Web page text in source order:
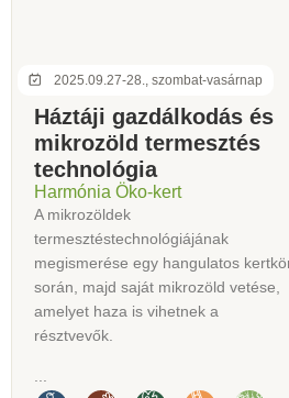
2025.09.27-28., szombat-vasárnap
Háztáji gazdálkodás és
mikrozöld termesztés
technológia
Harmónia Öko-kert
A mikrozöldek
termesztéstechnológiájának
megismerése egy hangulatos
során, majd saját mikrozöld vetése,
amelyet haza is vihetnek a
résztvevők.